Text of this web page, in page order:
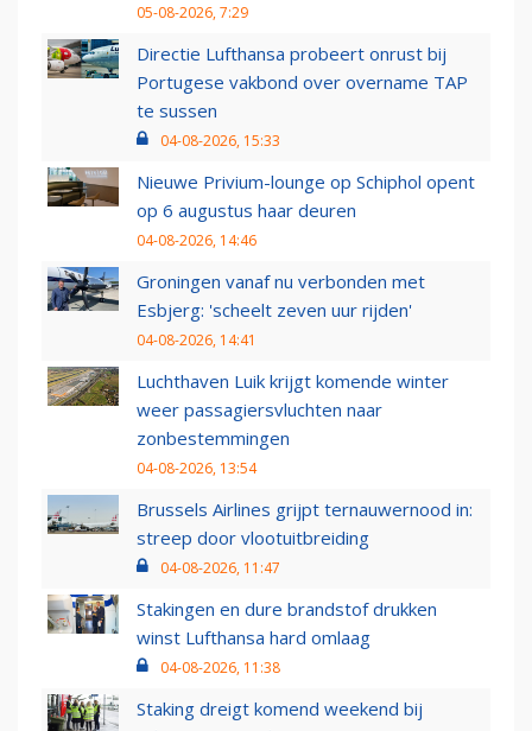
05-08-2026, 7:29
Directie Lufthansa probeert onrust bij
Portugese vakbond over overname TAP
te sussen
04-08-2026, 15:33
Nieuwe Privium-lounge op Schiphol opent
op 6 augustus haar deuren
04-08-2026, 14:46
Groningen vanaf nu verbonden met
Esbjerg: 'scheelt zeven uur rijden'
04-08-2026, 14:41
Luchthaven Luik krijgt komende winter
weer passagiersvluchten naar
zonbestemmingen
04-08-2026, 13:54
Brussels Airlines grijpt ternauwernood in:
streep door vlootuitbreiding
04-08-2026, 11:47
Stakingen en dure brandstof drukken
winst Lufthansa hard omlaag
04-08-2026, 11:38
Staking dreigt komend weekend bij